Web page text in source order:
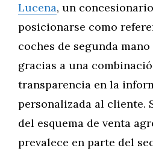
Lucena, un
posicionarse como
coches de segunda
gracias a una
transparencia en la
personalizada al cliente.
del esquema de venta
prevalece en parte del